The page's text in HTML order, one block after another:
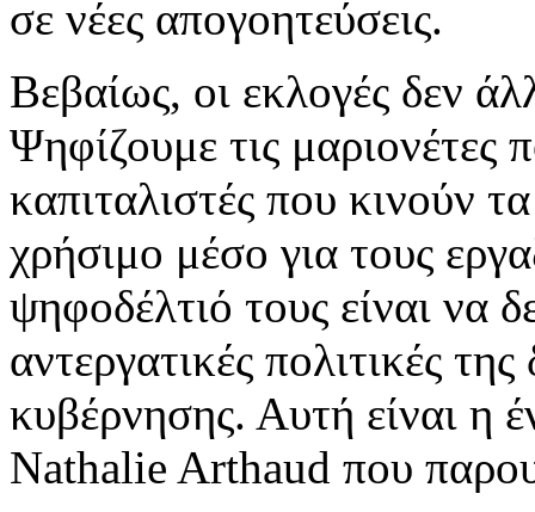
σε νέες απογοητεύσεις.
Βεβαίως, οι εκλογές δεν
Ψηφίζουμε τις μαριονέτες
καπιταλιστές που κινούν
χρήσιμο μέσο για τους
ψηφοδέλτιό τους είναι να
αντεργατικές πολιτικές
κυβέρνησης. Αυτή είναι η
Nathalie Arthaud που